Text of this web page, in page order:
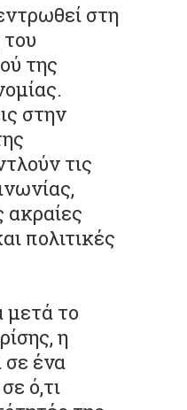
στη
της
στην
τις
πολιτικές
μετά το
η
σε ένα
ό,τι